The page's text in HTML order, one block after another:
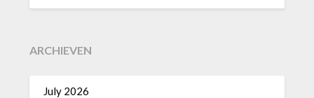
ARCHIEVEN
July 2026